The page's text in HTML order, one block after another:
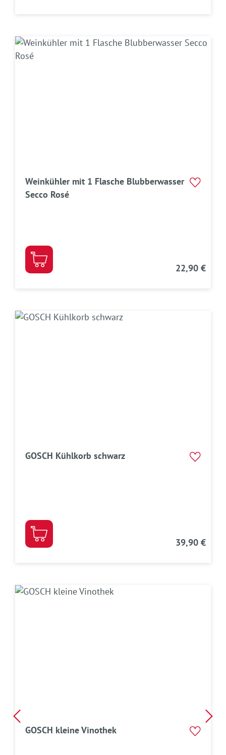
Weinkühler mit 1 Flasche Blubberwasser
Secco Rosé
22,90 €
GOSCH Kühlkorb schwarz
39,90 €
GOSCH kleine Vinothek